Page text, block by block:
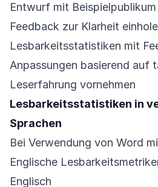
Entwurf mit
Feedback zur Klarheit
Lesbarkeitsstatistiken mit
Anpassungen basierend auf
Leserfahrung vornehmen
Lesbarkeitsstatistiken in
Sprachen
Bei Verwendung von Word
Englische
Englisch